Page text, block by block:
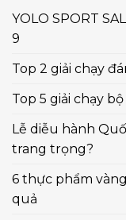
YOLO SPORT
9
Top 2 giải chạy
Top 5 giải chạy
Lễ diễu hành
trang trọng?
6 thực phẩm
quả